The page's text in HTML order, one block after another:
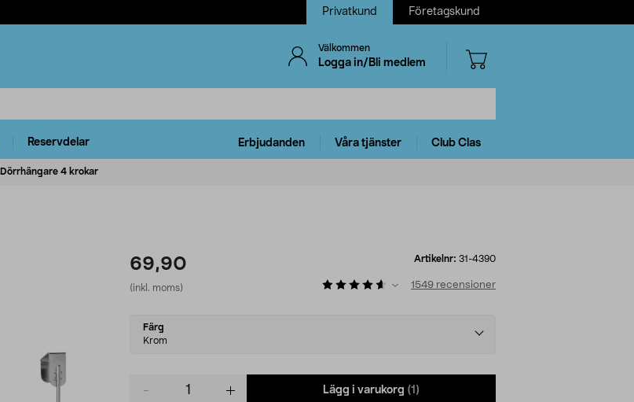
Privatkund Företagskund
Välkommen
Logga in/Bli medlem
Reservdelar Erbjudanden Våra tjänster Club Clas
Dörrhängare 4 krokar
69,90
(inkl. moms)
Artikelnr: 31-4390
1549 recensioner
Select
variant
Färg
Krom
Lägg i varukorg (1)